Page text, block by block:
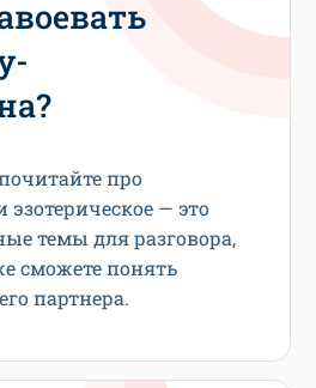
про
эзотерическое — это
темы для разговора,
сможете понять
партнера.